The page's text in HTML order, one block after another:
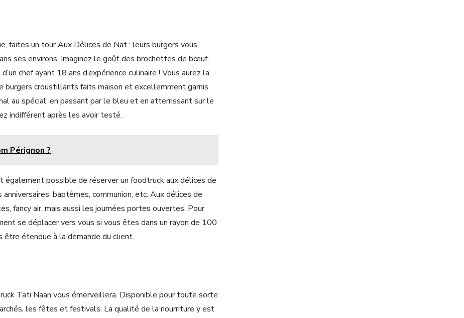
faites un tour Aux Délices de Nat : leurs burgers vous
ses environs. Imaginez le goût des brochettes de bœuf,
chef ayant 18 ans d’expérience culinaire ! Vous aurez la
burgers croustillants faits maison et excellemment garnis
au spécial, en passant par le bleu et en atterrissant sur le
indifférent après les avoir testé.
Pérignon ?
possible de réserver un foodtruck aux délices de
baptêmes, communion, etc. Aux délices de
fancy air, mais aussi les journées portes ouvertes. Pour
se déplacer vers vous si vous êtes dans un rayon de 100
étendue à la demande du client.
Tati Naan vous émerveillera. Disponible pour toute sorte
les fêtes et festivals. La qualité de la nourriture y est